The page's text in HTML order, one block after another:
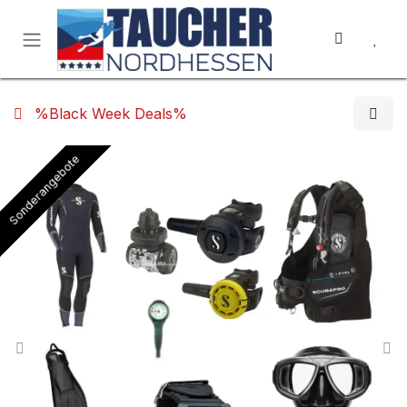
Zum Inhalt springen
%Black Week Deals%
Sonderangebote
Sonderangebote